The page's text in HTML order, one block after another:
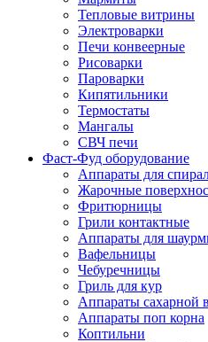
Тепловые витрины
Электроварки
Печи конвеерные
Рисоварки
Пароварки
Кипятильники
Термостаты
Мангалы
СВЧ печи
Фаст-Фуд оборудование
Аппараты для
Жарочные
Фритюрницы
Грили контактные
Аппараты для
Вафельницы
Чебуречницы
Гриль для кур
Аппараты сахарной
Аппараты поп корна
Коптильни